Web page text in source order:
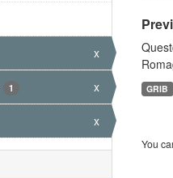
x
1 x
x
GRIB
You